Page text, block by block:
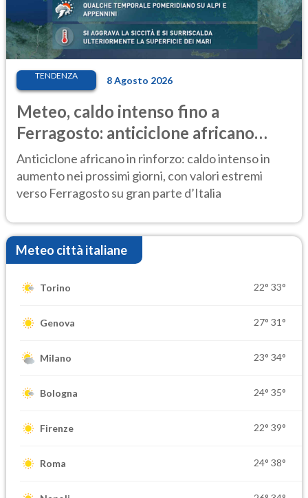
TENDENZA 8 Agosto 2026
Meteo, caldo intenso fino a
Ferragosto: anticiclone africano
ancora protagonista
Anticiclone africano in rinforzo: caldo intenso in
aumento nei prossimi giorni, con valori estremi
verso Ferragosto su gran parte d’Italia
Meteo città italiane
Torino 22° 33°
Genova 27° 31°
Milano 23° 34°
Bologna 24° 35°
Firenze 22° 39°
Roma 24° 38°